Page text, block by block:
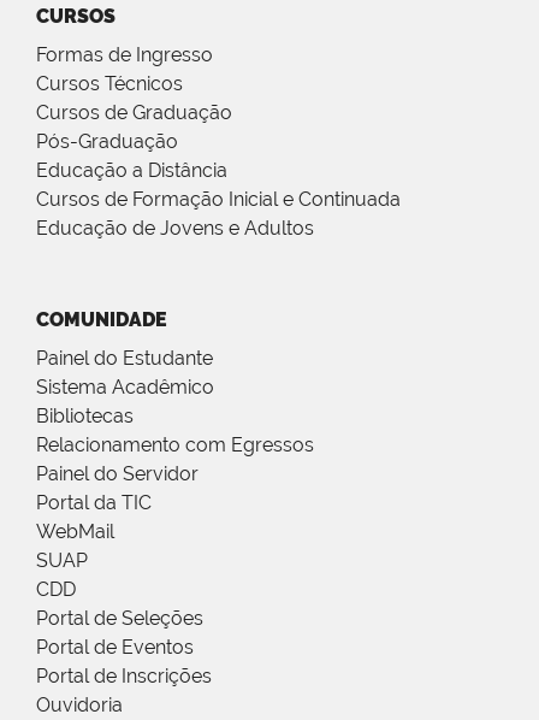
CURSOS
Formas de Ingresso
Cursos Técnicos
Cursos de Graduação
Pós-Graduação
Educação a Distância
Cursos de Formação Inicial e Continuada
Educação de Jovens e Adultos
COMUNIDADE
Painel do Estudante
Sistema Acadêmico
Bibliotecas
Relacionamento com Egressos
Painel do Servidor
Portal da TIC
WebMail
SUAP
CDD
Portal de Seleções
Portal de Eventos
Portal de Inscrições
Ouvidoria